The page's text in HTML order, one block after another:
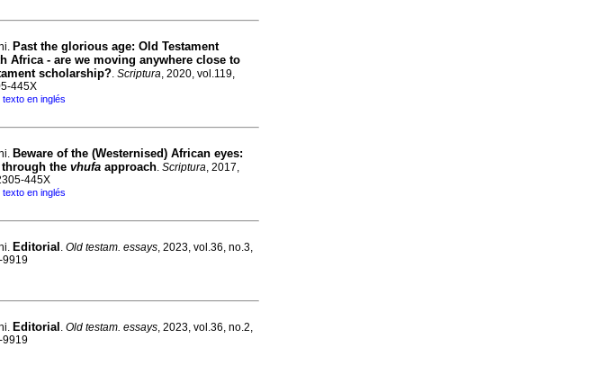
Past the glorious age: Old Testament
Africa - are we moving anywhere close to
scholarship?. Scriptura, 2020, vol.119,
445X
texto en inglés
Beware of the (Westernised) African eyes:
the vhufa approach. Scriptura, 2017,
445X
texto en inglés
Editorial . Old testam. essays, 2023, vol.36, no.3,
9919
Editorial . Old testam. essays, 2023, vol.36, no.2,
9919